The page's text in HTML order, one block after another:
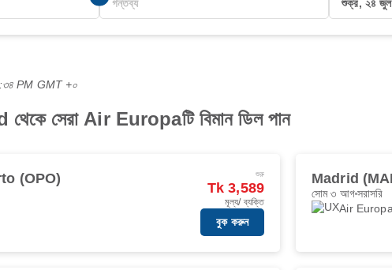
শুক্র, ২৪
PM GMT +০
সেরা Air Europaটি বিমান ডিল পান
(OPO) শুরু
Tk 3,589
মূল্য/ ব্যক্তি
বুক করুন
Madrid
সোম ৩ আগসরাসরি
Air Europa